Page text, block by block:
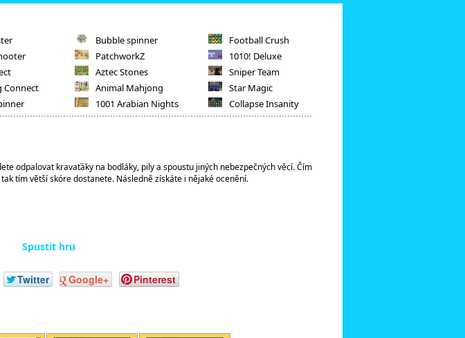
Connect
Bubble spinner
PatchworkZ
Aztec Stones
Animal Mahjong
1001 Arabian Nights
Football Crush
1010! Deluxe
Sniper Team
Star Magic
Collapse Insanity
odpalovat kravaťáky na bodláky, pily a spoustu jiných nebezpečných věcí. Čím
tím větší skóre dostanete. Následně získáte i nějaké ocenění.
Spustit hru
Twitter Google+ Pinterest